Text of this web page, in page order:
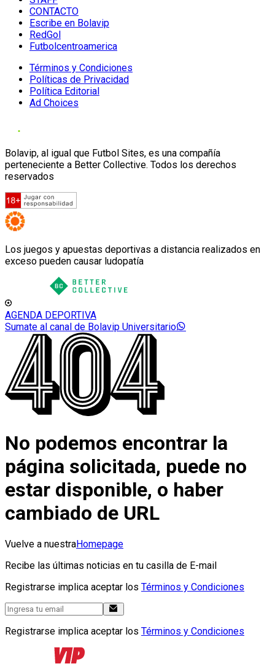
CONTACTO
Escribe en Bolavip
RedGol
Futbolcentroamerica
Términos y Condiciones
Políticas de Privacidad
Política Editorial
Ad Choices
Bolavip, al igual que Futbol Sites, es una compañía
perteneciente a Better Collective. Todos los derechos
reservados
Los juegos y apuestas deportivas a distancia realizados en
exceso pueden causar ludopatía
AGENDA DEPORTIVA
Sumate al canal de Bolavip Universitario
No podemos encontrar la
página solicitada, puede no
estar disponible, o haber
cambiado de URL
Vuelve a nuestraHomepage
Recibe las últimas noticias en tu casilla de E-mail
Registrarse implica aceptar los Términos y Condiciones
Registrarse implica aceptar los Términos y Condiciones